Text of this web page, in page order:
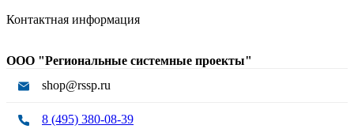
Контактная информация
ООО "Региональные системные проекты"
shop@rssp.ru
8 (495) 380-08-39